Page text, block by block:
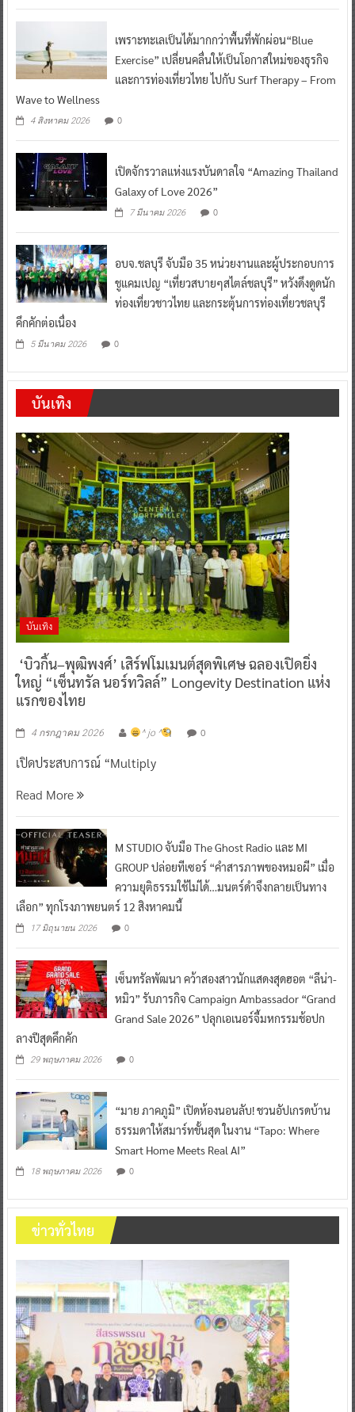
เพราะทะเลเป็นได้มากกว่าพื้นที่พักผ่อน“Blue
Exercise” เปลี่ยนคลื่นให้เป็นโอกาสใหม่ของธุรกิจ
และการท่องเที่ยวไทย ไปกับ Surf Therapy – From
Wave to Wellness
4 สิงหาคม 2026 0
เปิดจักรวาลแห่งแรงบันดาลใจ “Amazing Thailand
Galaxy of Love 2026”
7 มีนาคม 2026 0
อบจ.ชลบุรี จับมือ 35 หน่วยงานและผู้ประกอบการ
ชูแคมเปญ “เที่ยวสบายๆสไตล์ชลบุรี” หวังดึงดูดนัก
ท่องเที่ยวชาวไทย และกระตุ้นการท่องเที่ยวชลบุรี
คึกคักต่อเนื่อง
5 มีนาคม 2026 0
บันเทิง
บันเทิง
‘บิวกิ้น–พุฒิพงศ์’ เสิร์ฟโมเมนต์สุดพิเศษ ฉลองเปิดยิ่ง
ใหญ่ “เซ็นทรัล นอร์ทวิลล์” Longevity Destination แห่ง
แรกของไทย
4 กรกฎาคม 2026 ^ jo ^ 0
เปิดประสบการณ์ “Multiply
Read More
M STUDIO จับมือ The Ghost Radio และ MI
GROUP ปล่อยทีเซอร์ “คำสารภาพของหมอผี” เมื่อ
ความยุติธรรมใช้ไม่ได้…มนตร์ดำจึงกลายเป็นทาง
เลือก” ทุกโรงภาพยนตร์ 12 สิงหาคมนี้
17 มิถุนายน 2026 0
เซ็นทรัลพัฒนา คว้าสองสาวนักแสดงสุดฮอต “ลีน่า-
หมิว” รับภารกิจ Campaign Ambassador “Grand
Grand Sale 2026” ปลุกเอเนอร์จี้มหกรรมช้อปก
ลางปีสุดคึกคัก
29 พฤษภาคม 2026 0
“มาย ภาคภูมิ” เปิดห้องนอนลับ! ชวนอัปเกรดบ้าน
ธรรมดาให้สมาร์ทขั้นสุด ในงาน “Tapo: Where
Smart Home Meets Real AI”
18 พฤษภาคม 2026 0
ข่าวทั่วไทย